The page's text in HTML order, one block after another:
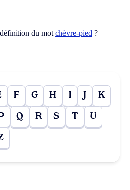
du mot chèvre-pied ?
F G H I J K
Q R S T U